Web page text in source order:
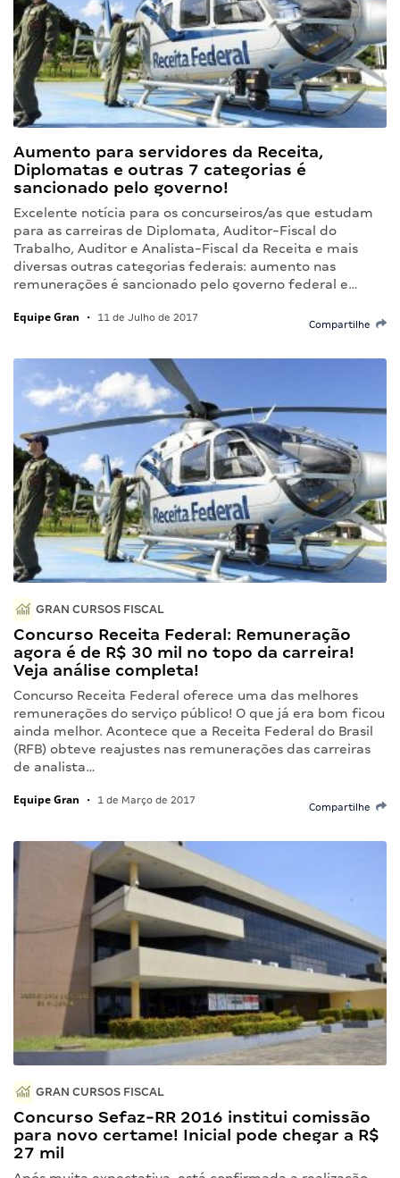
Aumento para servidores da Receita,
Diplomatas e outras 7 categorias é
sancionado pelo governo!
Excelente notícia para os concurseiros/as que estudam
para as carreiras de Diplomata, Auditor-Fiscal do
Trabalho, Auditor e Analista-Fiscal da Receita e mais
diversas outras categorias federais: aumento nas
remunerações é sancionado pelo governo federal e…
Equipe Gran • 11 de Julho de 2017
Compartilhe
GRAN CURSOS FISCAL
Concurso Receita Federal: Remuneração
agora é de R$ 30 mil no topo da carreira!
Veja análise completa!
Concurso Receita Federal oferece uma das melhores
remunerações do serviço público! O que já era bom ficou
ainda melhor. Acontece que a Receita Federal do Brasil
(RFB) obteve reajustes nas remunerações das carreiras
de analista…
Equipe Gran • 1 de Março de 2017
Compartilhe
GRAN CURSOS FISCAL
Concurso Sefaz-RR 2016 institui comissão
para novo certame! Inicial pode chegar a R$
27 mil